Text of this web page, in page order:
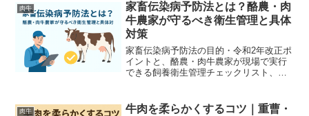
肉牛
家畜伝染病予防法とは？酪農・肉
牛農家が守るべき衛生管理と具体
対策
家畜伝染病予防法の目的・令和2年改正ポ
イントと、酪農・肉牛農家が現場で実行
できる飼養衛生管理チェックリスト、発
肉牛
牛肉を柔らかくするコツ｜重曹・